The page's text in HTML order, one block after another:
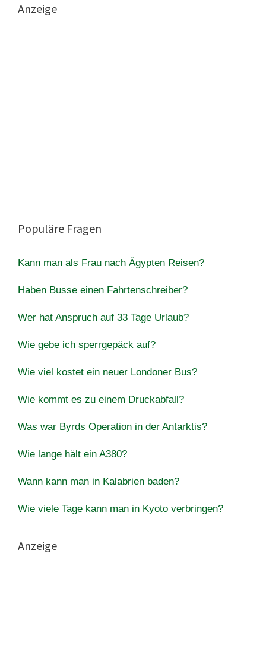
Anzeige
Populäre Fragen
Kann man als Frau nach Ägypten Reisen?
Haben Busse einen Fahrtenschreiber?
Wer hat Anspruch auf 33 Tage Urlaub?
Wie gebe ich sperrgepäck auf?
Wie viel kostet ein neuer Londoner Bus?
Wie kommt es zu einem Druckabfall?
Was war Byrds Operation in der Antarktis?
Wie lange hält ein A380?
Wann kann man in Kalabrien baden?
Wie viele Tage kann man in Kyoto verbringen?
Anzeige